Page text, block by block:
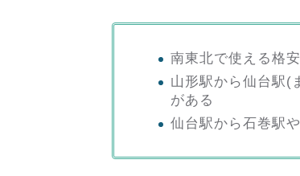
南東北で使える格
山形駅から仙台駅(
がある
仙台駅から石巻駅